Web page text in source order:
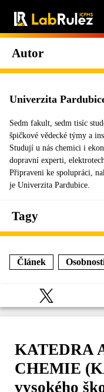
Autor
Univerzita
Sedm fakult, sedm tisíc
špičkové vědecké týmy a
Studují u nás chemici i
dopravní experti,
Připraveni ke spolupráci,
je Univerzita Pardubice.
Tagy
Článek
KATEDRA
CHEMIE
vysokého